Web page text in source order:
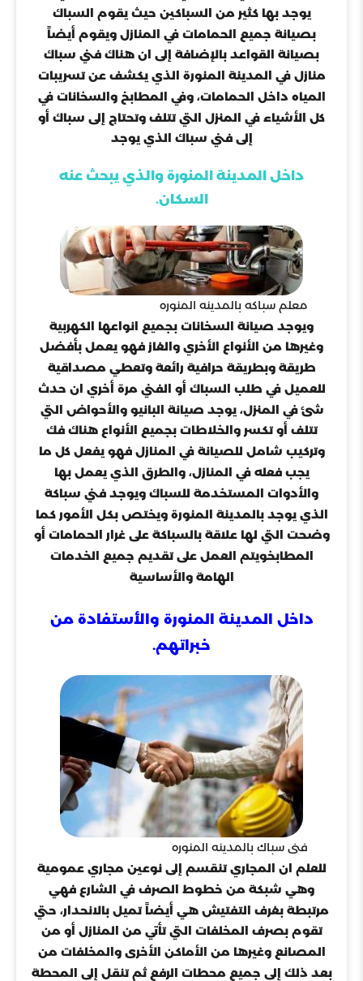
يوجد بها كثير من السباكين حيث يقوم السباك
بصيانة جميع الحمامات في المنازل ويقوم أيضاً
بصيانة القواعد بالإضافة إلى ان هناك فني سباك
منازل في المدينة المنورة الذي يكشف عن تسريبات
المياه داخل الحمامات، وفي المطابخ والسخانات في
كل الأشياء في المنزل التي تتلف وتحتاج إلى سباك أو
إلى فني سباك الذي يوجد
داخل المدينة المنورة والذي يبحث عنه
السكان.
معلم سباكه بالمدينه المنوره
ويوجد صيانة السخانات بجميع انواعها الكهربية
وغيرها من الأنواع الأخري والغاز فهو يعمل بأفضل
طريقة وبطريقة حرافية رائعة وتعطي مصداقية
للعميل في طلب السباك أو الفني مرة أخري ان حدث
شئ في المنزل، يوجد صيانة البانيو والأحواض التي
تتلف أو تكسر والخلاطات بجميع الأنواع هناك فك
وتركيب شامل للصيانة في المنازل فهو يفعل كل ما
يجب فعله في المنازل، والطرق الذي يعمل بها
والأدوات المستخدمة للسباك ويوجد فني سباكة
الذي يوجد بالمدينة المنورة ويختص بكل الأمور كما
وضحت التي لها علاقة بالسباكة على غرار الحمامات أو
المطابخويتم العمل على تقديم جميع الخدمات
الهامة والأساسية
داخل المدينة المنورة والأستفادة من
خبراتهم.
فنى سباك بالمدينه المنوره
للعلم ان المجاري تنقسم إلى نوعين مجاري عمومية
وهي شبكة من خطوط الصرف في الشارع فهي
مرتبطة بغرف التفتيش هي أيضاً تميل بالانحدار، حتي
تقوم بصرف المخلفات التي تأتي من المنازل أو من
المصانع وغيرها من الأماكن الأخرى والمخلفات من
بعد ذلك إلى جميع محطات الرفع ثم تنقل إلى المحطة